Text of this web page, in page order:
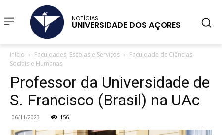
NOTÍCIAS
UNIVERSIDADE DOS AÇORES
Início Faculdades, Escolas e Serviços
Faculdade de Ciências
Sociais e Humanas
Professor da Universidade de
S. Francisco (Brasil) na UAc
06/11/2023 156